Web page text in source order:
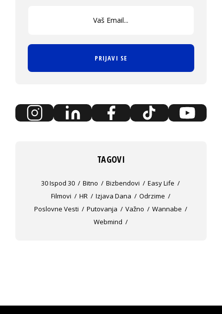
PRIJAVI SE
TAGOVI
30 Ispod 30 Bitno Bizbendovi
Easy Life
Filmovi
HR Izjava Dana
Odrzime
Poslovne Vesti
Putovanja Važno
Wannabe
Webmind